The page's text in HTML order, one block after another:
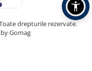
drepturile rezervate.
Gomag